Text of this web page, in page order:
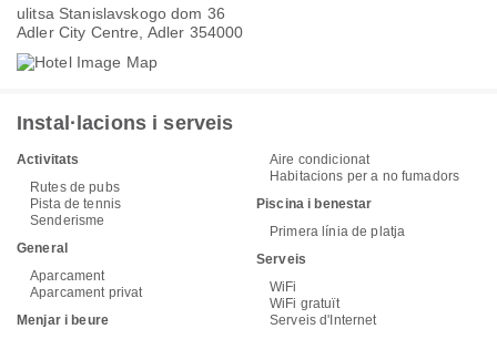
ulitsa Stanislavskogo dom 36
Adler City Centre, Adler 354000
Instal·lacions i serveis
Activitats
Rutes de pubs
Pista de tennis
Senderisme
General
Aparcament
Aparcament privat
Menjar i beure
Aire condicionat
Habitacions per a no fumadors
Piscina i benestar
Primera línia de platja
Serveis
WiFi
WiFi gratuït
Serveis d'Internet